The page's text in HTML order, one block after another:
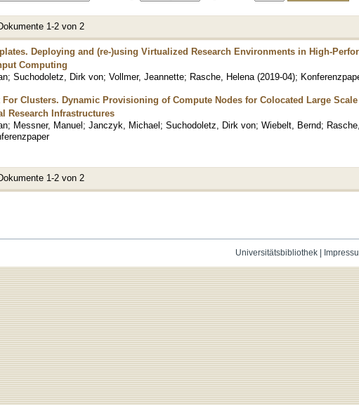
1-2 von 2
Deploying and (re-)using Virtualized Research Environments in High-
Computing
; Suchodoletz, Dirk von; Vollmer, Jeannette; Rasche, Helena (2019-04);
Clusters. Dynamic Provisioning of Compute Nodes for Colocated Large Scale
Research Infrastructures
; Messner, Manuel; Janczyk, Michael; Suchodoletz, Dirk von; Wiebelt, Bernd;
1-2 von 2
Universitätsbibliothek|